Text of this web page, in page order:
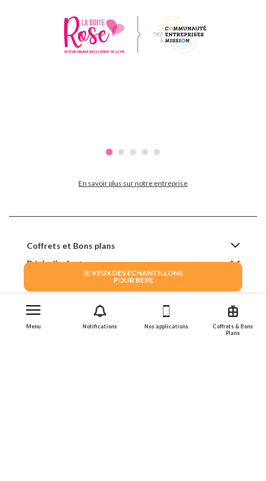
Coffrets & Bons
Plans
Nos applications
Notifications
Menu
JE VEUX DES ECHANTILLONS
POUR BEBE
En savoir plus sur notre entreprise
Coffrets et Bons plans
Désir d'enfant
Prénoms